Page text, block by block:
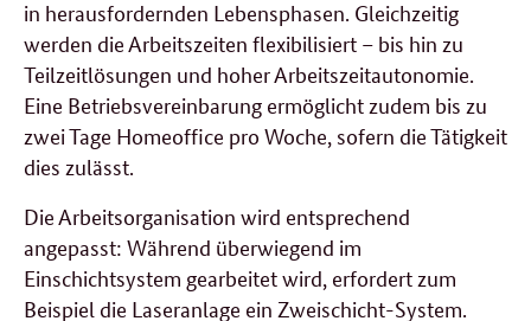
in herausfordernden Lebensphasen. Gleichzeitig
werden die Arbeitszeiten flexibilisiert – bis hin zu
Teilzeitlösungen und hoher Arbeitszeitautonomie.
Eine Betriebsvereinbarung ermöglicht zudem bis zu
zwei Tage Homeoffice pro Woche, sofern die Tätigkeit
dies zulässt.
Die Arbeitsorganisation wird entsprechend
angepasst: Während überwiegend im
Einschichtsystem gearbeitet wird, erfordert zum
Beispiel die Laseranlage ein Zweischicht-System.